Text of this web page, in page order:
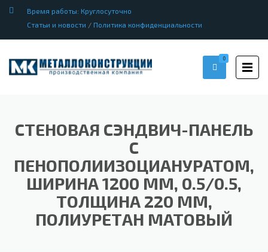
Время работы: Круглосуточно
Статьи и новости / Политика конфиденциальности
0
СТЕНОВАЯ СЭНДВИЧ-ПАНЕЛЬ
С
ПЕНОПОЛИИЗОЦИАНУРАТОМ,
ШИРИНА 1200 ММ, 0.5/0.5,
ТОЛЩИНА 220 ММ,
ПОЛИУРЕТАН МАТОВЫЙ